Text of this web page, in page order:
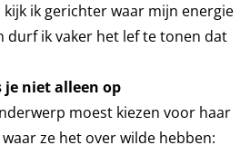
ik gerichter waar mijn energie
durf ik vaker het lef te tonen dat
niet alleen op
moest kiezen voor haar
ze het over wilde hebben: